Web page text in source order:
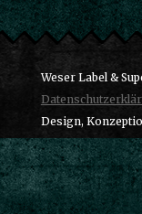
Weser Label &
Design,